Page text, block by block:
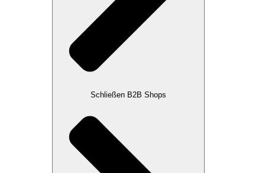
Schließen B2B Shops